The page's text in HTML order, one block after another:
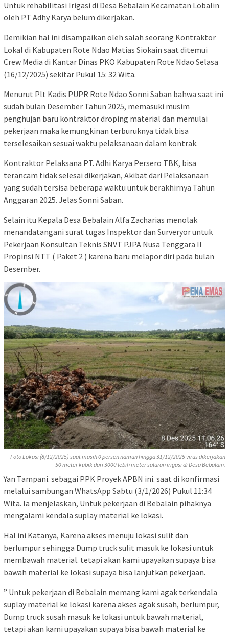
Untuk rehabilitasi Irigasi di Desa Bebalain Kecamatan Lobalin
oleh PT Adhy Karya belum dikerjakan.
Demikian hal ini disampaikan oleh salah seorang Kontraktor
Lokal di Kabupaten Rote Ndao Matias Siokain saat ditemui
Crew Media di Kantar Dinas PKO Kabupaten Rote Ndao Selasa
(16/12/2025) sekitar Pukul 15: 32 Wita.
Menurut Plt Kadis PUPR Rote Ndao Sonni Saban bahwa saat ini
sudah bulan Desember Tahun 2025, memasuki musim
penghujan baru kontraktor droping material dan memulai
pekerjaan maka kemungkinan terburuknya tidak bisa
terselesaikan sesuai waktu pelaksanaan dalam kontrak.
Kontraktor Pelaksana PT. Adhi Karya Persero TBK, bisa
terancam tidak selesai dikerjakan, Akibat dari Pelaksanaan
yang sudah tersisa beberapa waktu untuk berakhirnya Tahun
Anggaran 2025. Jelas Sonni Saban.
Selain itu Kepala Desa Bebalain Alfa Zacharias menolak
menandatangani surat tugas Inspektor dan Surveryor untuk
Pekerjaan Konsultan Teknis SNVT PJPA Nusa Tenggara II
Propinsi NTT ( Paket 2 ) karena baru melapor diri pada bulan
Desember.
Foto Lokasi (8/12/2025) saat masih 0 persen namun hingga 31/12/2025 virus dikerjakan
50 meter kubik dari 3000 lebih meter saluran irigasi di Desa Bebalain.
Yan Tampani. sebagai PPK Proyek APBN ini. saat di konfirmasi
melalui sambungan WhatsApp Sabtu (3/1/2026) Pukul 11:34
Wita. Ia menjelaskan, Untuk pekerjaan di Bebalain pihaknya
mengalami kendala suplay material ke lokasi.
Hal ini Katanya, Karena akses menuju lokasi sulit dan
berlumpur sehingga Dump truck sulit masuk ke lokasi untuk
membawah material. tetapi akan kami upayakan supaya bisa
bawah material ke lokasi supaya bisa lanjutkan pekerjaan.
” Untuk pekerjaan di Bebalain memang kami agak terkendala
suplay material ke lokasi karena akses agak susah, berlumpur,
Dump truck susah masuk ke lokasi untuk bawah material,
tetapi akan kami upayakan supaya bisa bawah material ke